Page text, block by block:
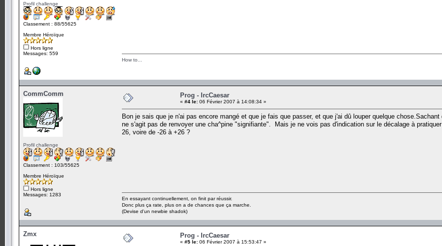
Profil challenge
Classement : 88/55625
Membre Héroïque
Hors ligne
Messages: 559
How to...
CommComm
Profil challenge
Classement : 103/55625
Membre Héroïque
Hors ligne
Messages: 1283
Prog - IrcCaesar
« #4 le: 06 Février 2007 à 14:08:34 »
Bon je sais que je n'ai pas encore mangé et que je fais que passer, et que j'ai dû louper quelque
ne s'agit pas de renvoyer une cha^pine "signifiante". Mais je ne vois pas d'indication sur le décalage à
26, voire de -26 à +26 ?
En essayant continuellement, on finit par réussir.
Donc plus ça rate, plus on a de chances que ça marche.
(Devise d'un newbie shadok)
Zmx Prog - IrcCaesar
« #5 le: 06 Février 2007 à 15:53:47 »